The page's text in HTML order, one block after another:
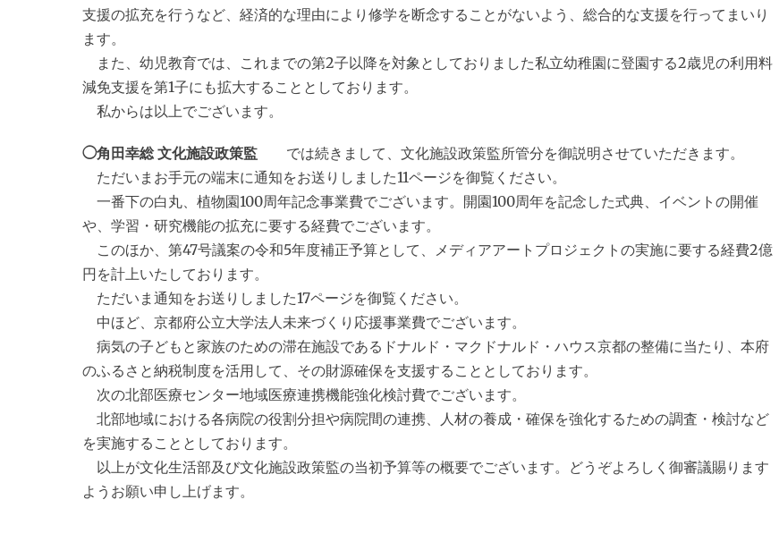
支援の拡充を行うなど、経済的な理由により修学を断念することがないよう、総合的な支援を行ってまいり
ます。
また、幼児教育では、これまでの第2子以降を対象としておりました私立幼稚園に登園する2歳児の利用料
減免支援を第1子にも拡大することとしております。
私からは以上でございます。
◯角田幸総 文化施設政策監 では続きまして、文化施設政策監所管分を御説明させていただきます。
ただいまお手元の端末に通知をお送りしました11ページを御覧ください。
一番下の白丸、植物園100周年記念事業費でございます。開園100周年を記念した式典、イベントの開催
や、学習・研究機能の拡充に要する経費でございます。
このほか、第47号議案の令和5年度補正予算として、メディアアートプロジェクトの実施に要する経費2億
円を計上いたしております。
ただいま通知をお送りしました17ページを御覧ください。
中ほど、京都府公立大学法人未来づくり応援事業費でございます。
病気の子どもと家族のための滞在施設であるドナルド・マクドナルド・ハウス京都の整備に当たり、本府
のふるさと納税制度を活用して、その財源確保を支援することとしております。
次の北部医療センター地域医療連携機能強化検討費でございます。
北部地域における各病院の役割分担や病院間の連携、人材の養成・確保を強化するための調査・検討など
を実施することとしております。
以上が文化生活部及び文化施設政策監の当初予算等の概要でございます。どうぞよろしく御審議賜ります
ようお願い申し上げます。